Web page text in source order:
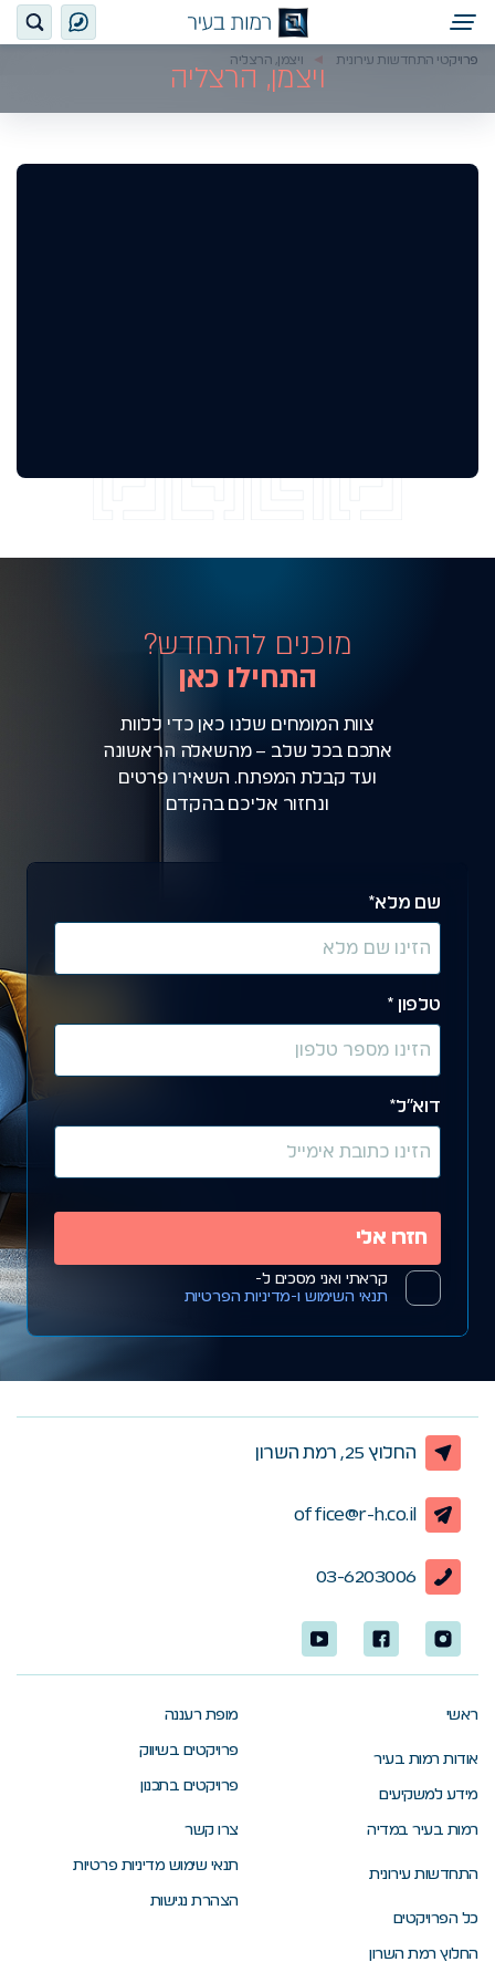
ויצמן, הרצליה פרויקטי התחדשות עירונית ויצמן, הרצליה
מוכנים להתחדש?
התחילו כאן
צוות המומחים שלנו כאן כדי ללוות
אתכם בכל שלב – מהשאלה הראשונה
ועד קבלת המפתח. השאירו פרטים
ונחזור אליכם בהקדם
שם מלא*
טלפון *
דוא״ל*
קראתי ואני מסכים ל-
תנאי השימוש ו-מדיניות הפרטיות
החלוץ 25, רמת השרון
office@r-h.co.il
03-6203006
ראשי
אודות רמות בעיר
מידע למשקיעים
רמות בעיר במדיה
התחדשות עירונית
כל הפרויקטים
החלוץ רמת השרון
מופת רעננה
פרויקטים בשיווק
פרויקטים בתכנון
צרו קשר
תנאי שימוש מדיניות פרטיות
הצהרת נגישות